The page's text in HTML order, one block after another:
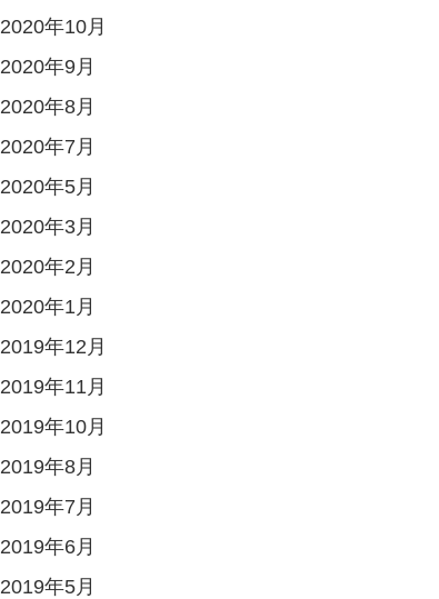
2020年10月
2020年9月
2020年8月
2020年7月
2020年5月
2020年3月
2020年2月
2020年1月
2019年12月
2019年11月
2019年10月
2019年8月
2019年7月
2019年6月
2019年5月